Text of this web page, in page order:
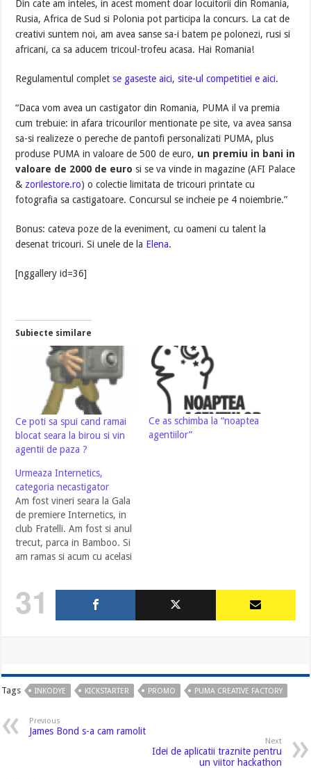
Din cate am inteles, in acest moment doar locuitorii din Romania,
Rusia, Africa de Sud si Polonia pot participa la concurs. La cat de
creativi suntem noi, am avea sanse sa-i batem pe polonezi, rusi si
africani, ca sa aducem tricoul-trofeu acasa. Hai Romania!
Regulamentul completse gaseste aici,site-ul competitiei e aici.
“Daca vom avea un castigator din Romania, PUMA il va premia
cum trebuie: in afara tricourilor mentionate pe site, va avea sansa
sa-si realizeze o pereche de pantofi personalizati PUMA, plus
produse PUMA in valoare de 500 de euro, un premiu in bani in
valoare de 2000 de euro si se va vinde in magazine (AFI Palace
& zorilestore.ro) o colectie limitata de tricouri printate cu
fotografia sa castigatoare. Concursul se incheie pe 4 noiembrie.”
Bonus: cateva poze de la eveniment, cu oameni cu talent la
desenat tricouri. Si unele de la Elena.
[nggallery id=36]
Subiecte similare
Ce poti sa spui cand ramai
blocat seara la birou si vin
agentii de paza ?
Ce as schimba la “noaptea
agentiilor”
Urmeaza Internetics,
categoria necastigator
Am fost vineri seara la Gala
de premiere Internetics, in
club Fratelli. Am fost si anul
trecut, parca in Bamboo. Si
am ramas si acum cu acelasi
celalalt dezastru. De atunci,
imi aduc aminte de
31
Tags INKODYE KICKSTARTER PROMO PUMA CREATIVE FACTORY
Previous
James Bond s-a cam ramolit
Next
Idei de aplicatii traznite pentru
un viitor hackathon